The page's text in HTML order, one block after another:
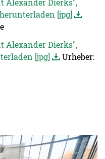
Alexander Dierks",
[jpg]
Alexander Dierks",
[jpg]
Urheber: